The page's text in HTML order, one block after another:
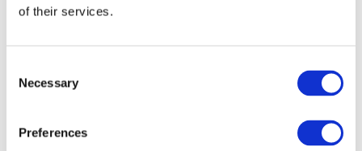
of their services.
Selection
Necessary
Preferences